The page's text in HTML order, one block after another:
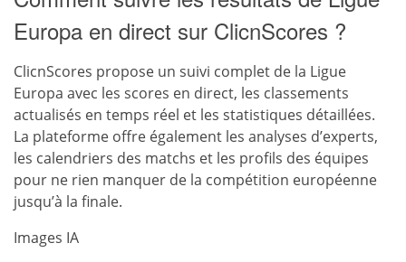
Europa en direct sur ClicnScores ?
ClicnScores propose un suivi complet de la Ligue
Europa avec les scores en direct, les classements
actualisés en temps réel et les statistiques détaillées.
La plateforme offre également les analyses d’experts,
les calendriers des matchs et les profils des équipes
pour ne rien manquer de la compétition européenne
jusqu’à la finale.
Images IA